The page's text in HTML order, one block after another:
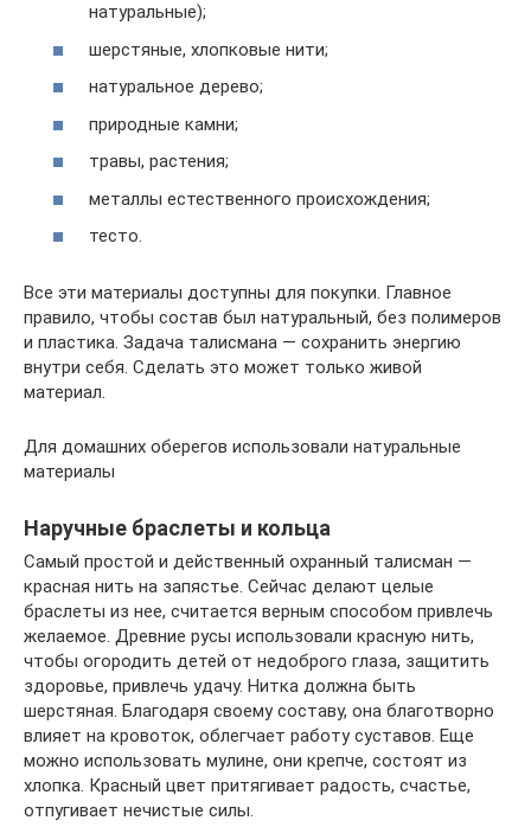
натуральные);
шерстяные, хлопковые нити;
натуральное дерево;
природные камни;
травы, растения;
металлы естественного происхождения;
тесто.
Все эти материалы доступны для покупки. Главное
правило, чтобы состав был натуральный, без полимеров
и пластика. Задача талисмана — сохранить энергию
внутри себя. Сделать это может только живой
материал.
Для домашних оберегов использовали натуральные
материалы
Наручные браслеты и кольца
Самый простой и действенный охранный талисман —
красная нить на запястье. Сейчас делают целые
браслеты из нее, считается верным способом привлечь
желаемое. Древние русы использовали красную нить,
чтобы огородить детей от недоброго глаза, защитить
здоровье, привлечь удачу. Нитка должна быть
шерстяная. Благодаря своему составу, она благотворно
влияет на кровоток, облегчает работу суставов. Еще
можно использовать мулине, они крепче, состоят из
хлопка. Красный цвет притягивает радость, счастье,
отпугивает нечистые силы.